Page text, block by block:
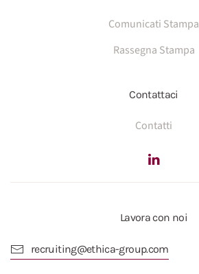
Comunicati Stampa
Rassegna Stampa
Contattaci
Contatti
Lavora con noi
recruiting@ethica-group.com